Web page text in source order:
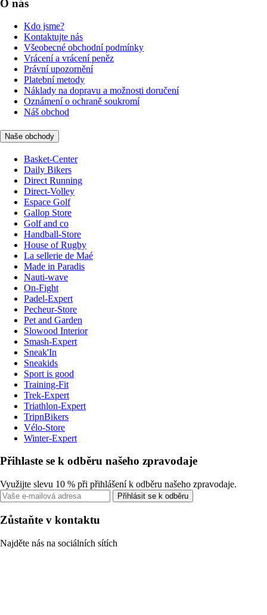
O nás
Kdo jsme?
Kontaktujte nás
Všeobecné obchodní podmínky
Vrácení a vrácení peněz
Právní upozornění
Platební metody
Náklady na dopravu a možnosti doručení
Oznámení o ochraně soukromí
Náš obchod
Naše obchody
Basket-Center
Daily Bikers
Direct Running
Direct-Volley
Espace Golf
Gallop Store
Golf and co
Handball-Store
House of Rugby
La sellerie de Maé
Made in Paradis
Nauti-wave
On-Fight
Padel-Expert
Pecheur-Store
Pet and Garden
Slowood Interior
Smash-Expert
Sneak'In
Sneakids
Sport is good
Training-Fit
Trek-Expert
Triathlon-Expert
TripnBikers
Vélo-Store
Winter-Expert
Přihlaste se k odběru našeho zpravodaje
Využijte slevu 10 % při přihlášení k odběru našeho zpravodaje.
Přihlásit se k odběru
Zůstaňte v kontaktu
Najděte nás na sociálních sítích